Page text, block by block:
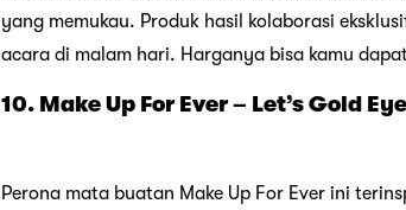
yang memukau. Produk hasil kolaborasi
acara di malam hari. Harganya bisa kamu
10. Make Up For Ever – Let’s Gold
Perona mata buatan Make Up For Ever ini